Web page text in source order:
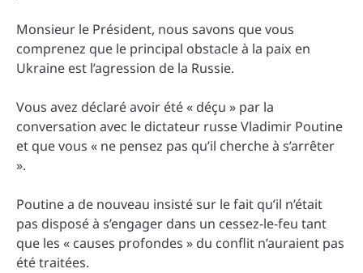
Monsieur le Président, nous savons que vous
comprenez que le principal obstacle à la paix en
Ukraine est l’agression de la Russie.
Vous avez déclaré avoir été « déçu » par la
conversation avec le dictateur russe Vladimir Poutine
et que vous « ne pensez pas qu’il cherche à s’arrêter
».
Poutine a de nouveau insisté sur le fait qu’il n’était
pas disposé à s’engager dans un cessez-le-feu tant
que les « causes profondes » du conflit n’auraient pas
été traitées.